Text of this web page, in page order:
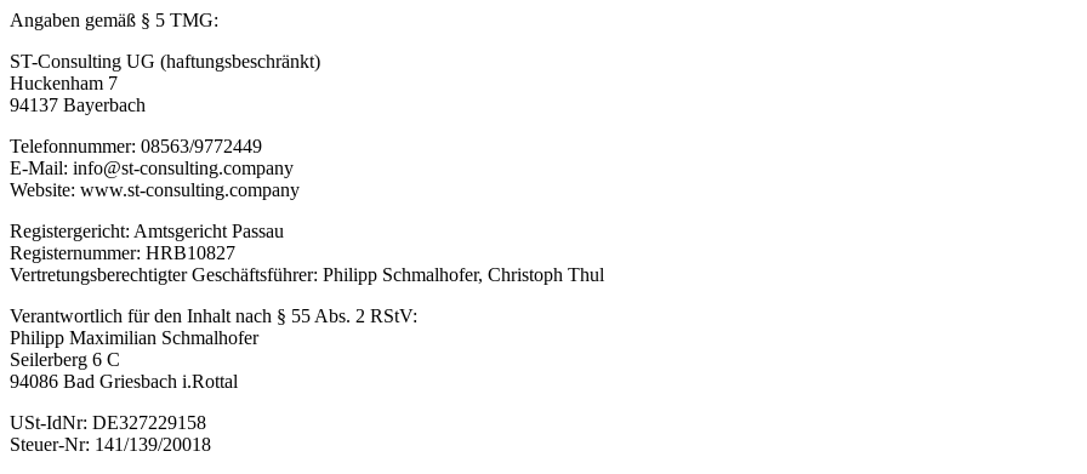
Angaben gemäß § 5 TMG:
ST-Consulting UG (haftungsbeschränkt)
Huckenham 7
94137 Bayerbach
Telefonnummer: 08563/9772449
E-Mail: info@st-consulting.company
Website: www.st-consulting.company
Registergericht: Amtsgericht Passau
Registernummer: HRB10827
Vertretungsberechtigter Geschäftsführer: Philipp Schmalhofer, Christoph Thul
Verantwortlich für den Inhalt nach § 55 Abs. 2 RStV:
Philipp Maximilian Schmalhofer
Seilerberg 6 C
94086 Bad Griesbach i.Rottal
USt-IdNr: DE327229158
Steuer-Nr: 141/139/20018